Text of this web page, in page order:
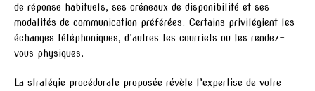
de réponse habituels, ses créneaux de disponibilité et ses
modalités de communication préférées. Certains privilégient les
échanges téléphoniques, d’autres les courriels ou les rendez-
vous physiques.
La stratégie procédurale proposée révèle l’expertise de votre